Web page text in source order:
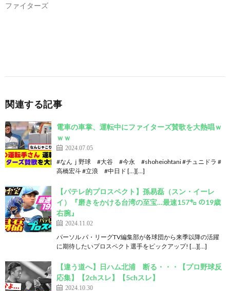
ファイターズ
関連する記事
電車の車掌、運転中にファイターズ賛歌を大熱唱ｗ
ｗｗ
2024.07.05
#なんｊ野球 #大谷 #今永 #shoheiohtani #チュニドラ #
高橋宏斗 #立浪 #中日ド […][…]
【パテレ的プロスペクト】孫易磊（スン・イーレ
イ）『磨きをかける台湾の至宝…最速157㌔ の19歳
右腕』
2024.11.02
パーソル パ・リーグTV編集部が各球団から来季以降の活躍
に期待したいプロスペクト選手をピックアップ! […][…]
【違う道へ】日ハム北浦 断る・・・【プロ野球反
応集】【2chスレ】【5chスレ】
2024.10.30